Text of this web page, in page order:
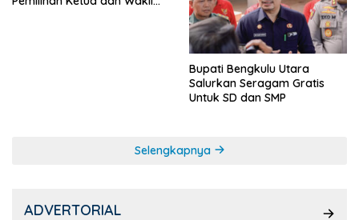
Bupati Bengkulu Utara
Salurkan Seragam Gratis
Untuk SD dan SMP
Selengkapnya
ADVERTORIAL